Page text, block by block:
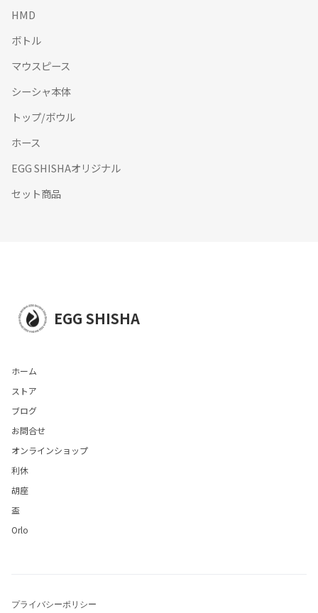
HMD
ボトル
マウスピース
シーシャ本体
トップ/ボウル
ホース
EGG SHISHAオリジナル
セット商品
EGG SHISHA
ホーム
ストア
ブログ
お問合せ
オンラインショップ
利休
胡座
盃
Orlo
プライバシーポリシー